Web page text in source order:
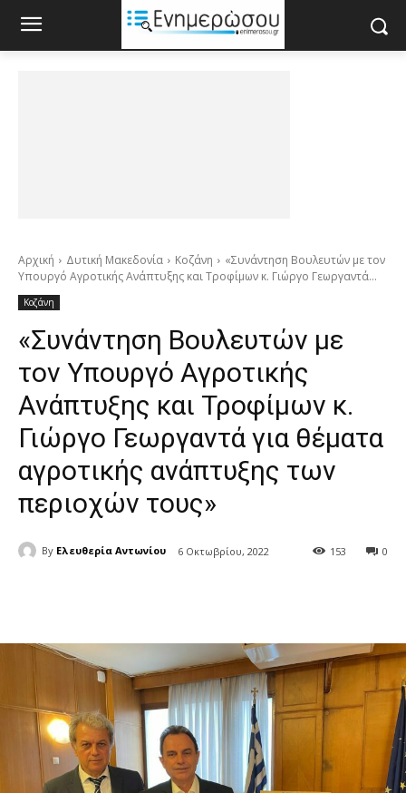
Αρχική Δυτική Μακεδονία Κοζάνη
«Συνάντηση Βουλευτών με τον
Υπουργό Αγροτικής Ανάπτυξης και Τροφίμων κ. Γιώργο Γεωργαντά...
Κοζάνη
«Συνάντηση Βουλευτών με
τον Υπουργό Αγροτικής
Ανάπτυξης και Τροφίμων κ.
Γιώργο Γεωργαντά για θέματα
αγροτικής ανάπτυξης των
περιοχών τους»
By Ελευθερία Αντωνίου 6 Οκτωβρίου, 2022 0
153